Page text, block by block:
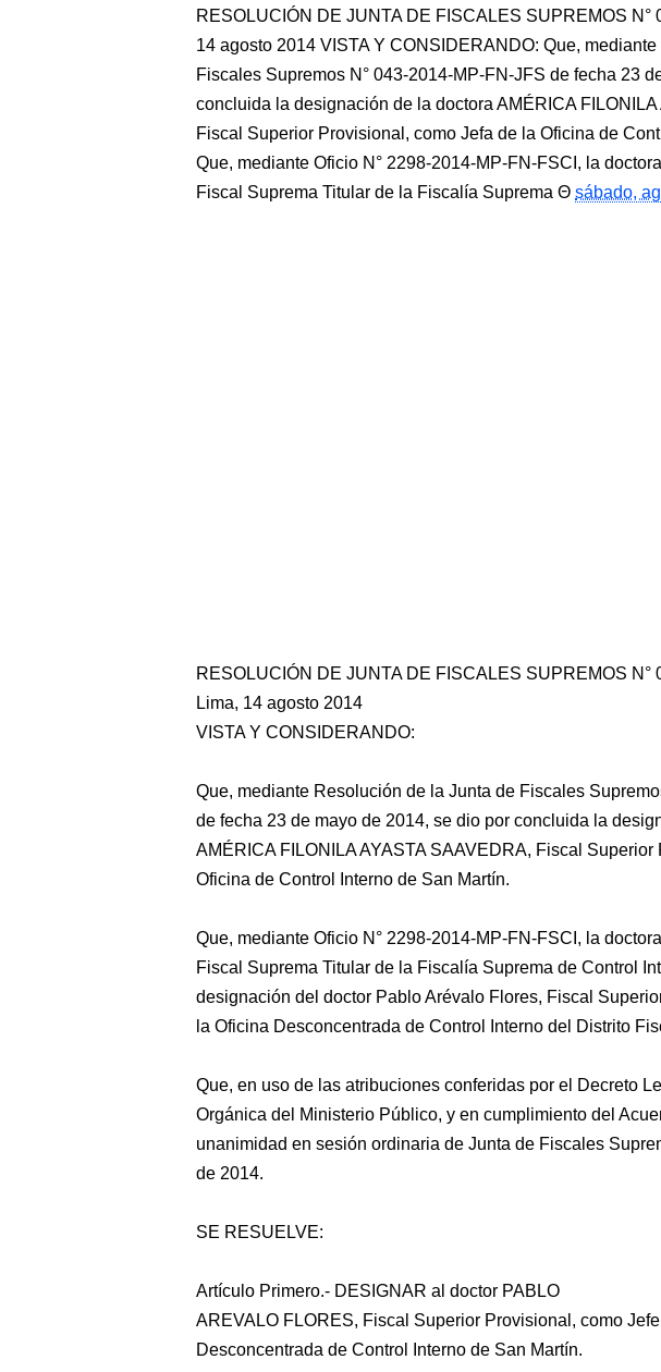
RESOLUCIÓN DE JUNTA DE FISCALES SUPREMOS N°
14 agosto 2014 VISTA Y CONSIDERANDO: Que,
Fiscales Supremos N° 043-2014-MP-FN-JFS de fecha 23
concluida la designación de la doctora AMÉRICA
Fiscal Superior Provisional, como Jefa de la Oficina de
Que, mediante Oficio N° 2298-2014-MP-FN-FSCI, la
Fiscal Suprema Titular de la Fiscalía Suprema
sábado,
RESOLUCIÓN DE JUNTA DE FISCALES SUPREMOS N°
Lima, 14 agosto 2014
VISTA Y CONSIDERANDO:
Que, mediante Resolución de la Junta de Fiscales
de fecha 23 de mayo de 2014, se dio por concluida la
AMÉRICA FILONILA AYASTA SAAVEDRA, Fiscal
Oficina de Control Interno de San Martín.
Que, mediante Oficio N° 2298-2014-MP-FN-FSCI, la
Fiscal Suprema Titular de la Fiscalía Suprema de Control
designación del doctor Pablo Arévalo Flores, Fiscal
la Oficina Desconcentrada de Control Interno del Distrito
Que, en uso de las atribuciones conferidas por el Decreto
Orgánica del Ministerio Público, y en cumplimiento del
unanimidad en sesión ordinaria de Junta de Fiscales
de 2014.
SE RESUELVE:
Artículo Primero.- DESIGNAR al doctor PABLO
AREVALO FLORES, Fiscal Superior Provisional, como
Desconcentrada de Control Interno de San Martín.